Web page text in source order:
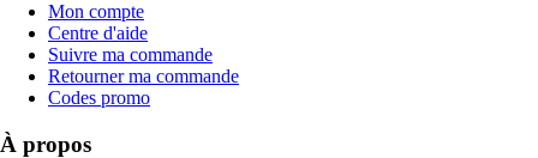
Mon compte
Centre d'aide
Suivre ma commande
Retourner ma commande
Codes promo
À propos